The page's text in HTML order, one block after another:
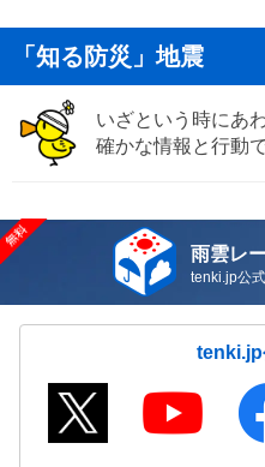
「知る防災」地震
いざという時にあ
確かな情報と行動
雨雲レ
tenki.jp公
tenki.jp